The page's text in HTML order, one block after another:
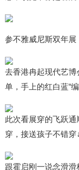
参不雅威尼斯双年展
去香港冉起现代艺
单，手上的红白蓝“
此次看展穿的飞跃
穿，接送孩子不错穿↓
跟霍启刚一说念滑